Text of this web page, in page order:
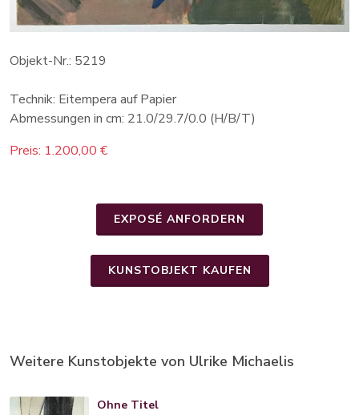
Objekt-Nr.: 5219
Technik: Eitempera auf Papier
Abmessungen in cm: 21.0/29.7/0.0 (H/B/T)
Preis: 1.200,00 €
EXPOSÉ ANFORDERN
KUNSTOBJEKT KAUFEN
Weitere Kunstobjekte von Ulrike Michaelis
Ohne Titel